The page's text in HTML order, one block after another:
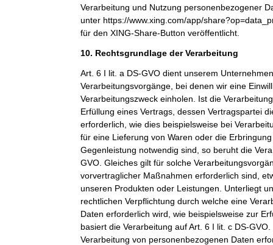
Verarbeitung und Nutzung personenbezogener
unter https://www.xing.com/app/
für den XING-Share-Button veröffentlicht.
10. Rechtsgrundlage der Verarbeitung
Art. 6 I lit. a DS-GVO dient unserem
Verarbeitungsvorgänge, bei denen wir eine
Verarbeitungszweck einholen. Ist die
Erfüllung eines Vertrags, dessen Vertragspartei
erforderlich, wie dies beispielsweise bei
für eine Lieferung von Waren oder die
Gegenleistung notwendig sind, so beruht die
GVO. Gleiches gilt für solche
vorvertraglicher Maßnahmen erforderlich sind,
unseren Produkten oder Leistungen. Unterliegt
rechtlichen Verpflichtung durch welche eine
Daten erforderlich wird, wie beispielsweise zur
basiert die Verarbeitung auf Art. 6 I lit. c DS-
Verarbeitung von personenbezogenen Daten